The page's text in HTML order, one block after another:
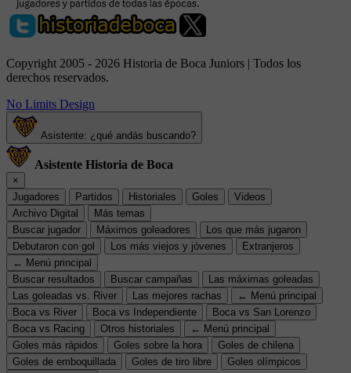
Copyright 2005 - 2026 Historia de Boca Juniors | Todos los
derechos reservados.
No Limits Design
Asistente: ¿qué andás buscando?
Asistente Historia de Boca
×
Jugadores
Partidos Historiales Goles
Videos
Archivo Digital
Más temas
Buscar jugador
Máximos goleadores
Los que más jugaron
Debutaron con gol
Los más viejos y jóvenes
Extranjeros
← Menú principal
Buscar resultados
Buscar campañas
Las máximas goleadas
Las goleadas vs. River
Las mejores rachas
← Menú principal
Boca vs River
Boca vs Independiente
Boca vs San Lorenzo
Boca vs Racing
Otros historiales
← Menú principal
Goles más rápidos
Goles sobre la hora
Goles de chilena
Goles de emboquillada
Goles de tiro libre
Goles olímpicos